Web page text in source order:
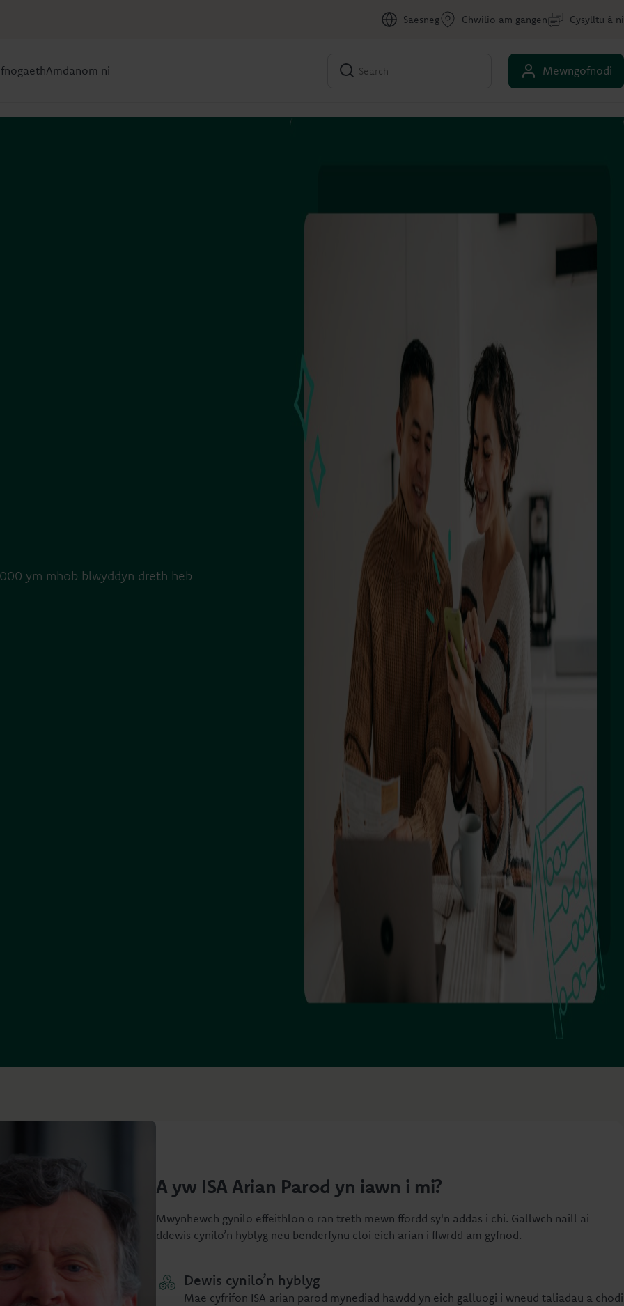
Saesneg Chwilio am gangen Cysylltu â ni
Amdanom ni Mewngofnodi
ym mhob blwyddyn dreth heb
A yw ISA Arian Parod yn iawn i mi?
Mwynhewch gynilo effeithlon o ran treth mewn ffordd sy'n addas i chi. Gallwch naill ai
ddewis cynilo’n hyblyg neu benderfynu cloi eich arian i ffwrdd am gyfnod.
Dewis cynilo’n hyblyg
Mae cyfrifon ISA arian parod mynediad hawdd yn eich galluogi i wneud taliadau a chodi